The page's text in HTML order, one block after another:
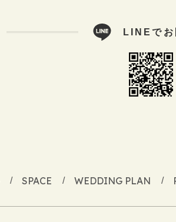
LINEでお
SPACE WEDDING PLAN